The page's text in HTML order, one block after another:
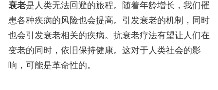
衰老是人类无法回避的旅程。随着年龄增长，我们罹
患各种疾病的风险也会提高。引发衰老的机制，同时
也会引发衰老相关的疾病。抗衰老疗法有望让人们在
变老的同时，依旧保持健康。这对于人类社会的影
响，可能是革命性的。